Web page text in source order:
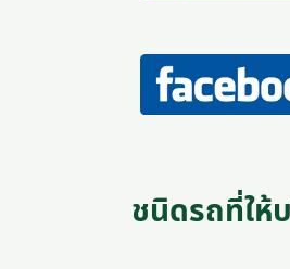
ชนิดรถที่ให้